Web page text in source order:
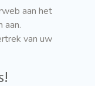
aan het
aan.
van uw